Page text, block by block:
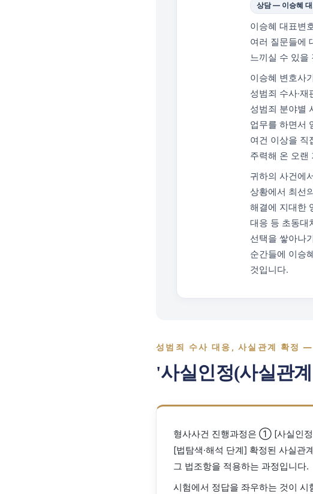
상담 — 이승혜
이승혜 대표변
여러 질문들에
느끼실 수 있을
이승혜 변호사
성범죄 수사·
성범죄 분야별
업무를 하면서
여건 이상을 직
주력해 온 오랜
귀하의 사건에
상황에서 최선
해결에 지대한
대응 등 초동대
선택을 쌓아나
순간들에 이승
것입니다.
성범죄 수사 대응, 사실관계 확정
'사실인정(사실관
형사사건 진행과정은 ① [사실인
[법탐색·해석 단계] 확정된 사실
그 법조항을 적용하는 과정입니다.
시험에서 정답을 좌우하는 것이